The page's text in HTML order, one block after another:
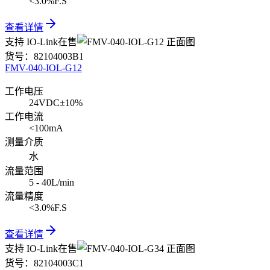
查看详情
支持 IO-Link在售
货号： 82104003B1
FMV-040-IOL-G12
工作电压
24VDC±10%
工作电流
<100mA
测量介质
水
流量范围
5 - 40L/min
流量精度
<3.0%F.S
查看详情
支持 IO-Link在售
货号： 82104003C1